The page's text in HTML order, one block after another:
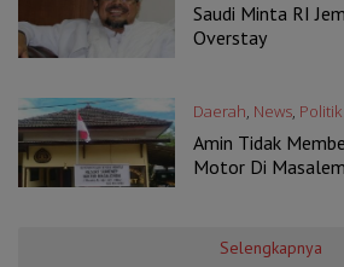
Saudi Minta RI
Overstay
Daerah, News,
Amin Tidak
Motor Di
Selengkapnya